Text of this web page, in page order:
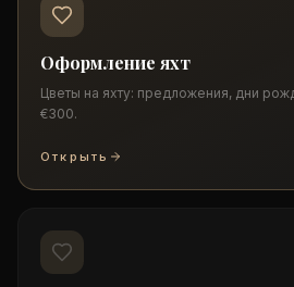
Оформление яхт
Цветы на яхту: предложения, дни
€300.
Открыть